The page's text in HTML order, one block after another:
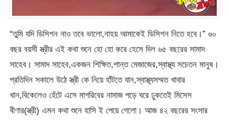
“তুমি যদি ডিসিশন নাও তবে ভালো,নাহয় আমাকেই ডিসিশন নিতে হবে।” ৬০
বছর বয়সী স্ত্রীর এই কথা শুনে হো হো করে হেসে দিল ৬৫ বছরের সামাদ
সাহেব। সামাদ সাহেব,একজন শিক্ষিত,শান্ত মেজাজের,স্বাস্থ্য সচেতন মানুষ।
প্রতিদিন সকালে উঠে স্ত্রী কে নিয়ে হাঁটতে যান,স্বাস্থ্যসম্মত খাবার
খান,বিকেলেও হেঁটে এসে মাগরিবের নামাজ পড়ে ঘরে ঢুকতেই মিসেস
বীণার(স্ত্রী) এমন কথা শুনে হাসি ই পেয়ে গেলো। আজ ৪২ বছরের সংসার